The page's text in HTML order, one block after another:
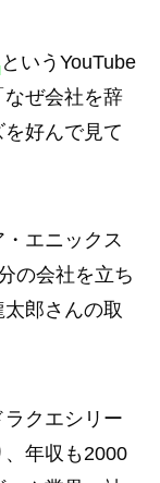
というYouTube
ぜ会社を辞
好んで見て
エニックス
の会社を立ち
郎さんの取
クエシリー
年収も2000